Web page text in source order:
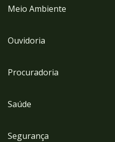
Meio Ambiente
Ouvidoria
Procuradoria
Saúde
Segurança